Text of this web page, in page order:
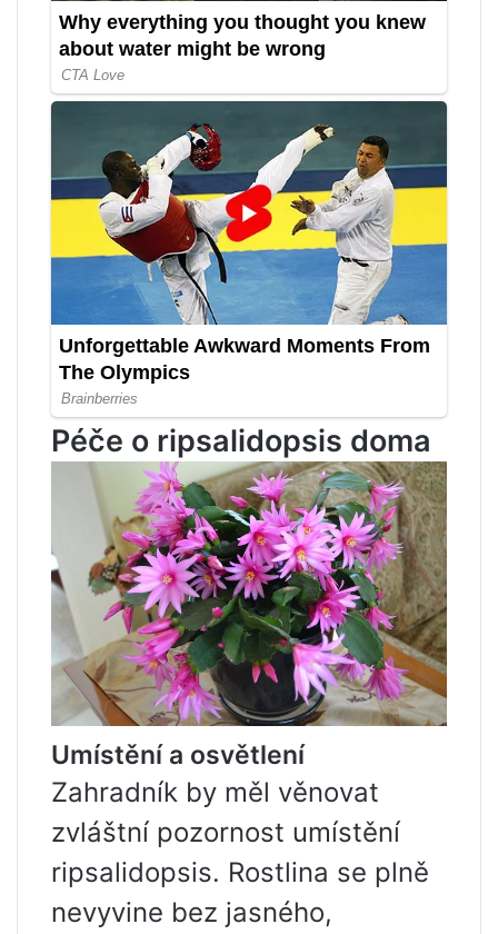
Péče o ripsalidopsis doma
Umístění a osvětlení
Zahradník by měl věnovat
zvláštní pozornost umístění
ripsalidopsis. Rostlina se plně
nevyvine bez jasného, ​​